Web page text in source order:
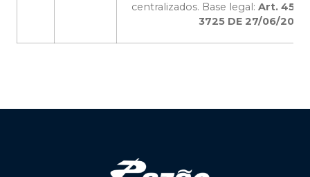
centralizados. Base legal: Art. 45
3725 DE 27/06/2017